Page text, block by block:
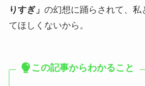
りすぎ」 の幻想に踊らされて、私
てほしくないから。
この記事からわかること